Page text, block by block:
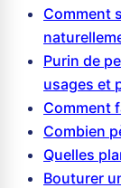
Comment
Purin de
usages et
Comment
Combien
Quelles
Bouturer